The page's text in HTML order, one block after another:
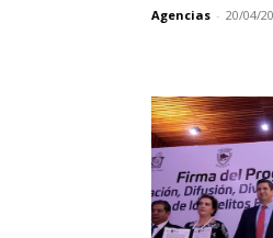
Agencias - 20/04/